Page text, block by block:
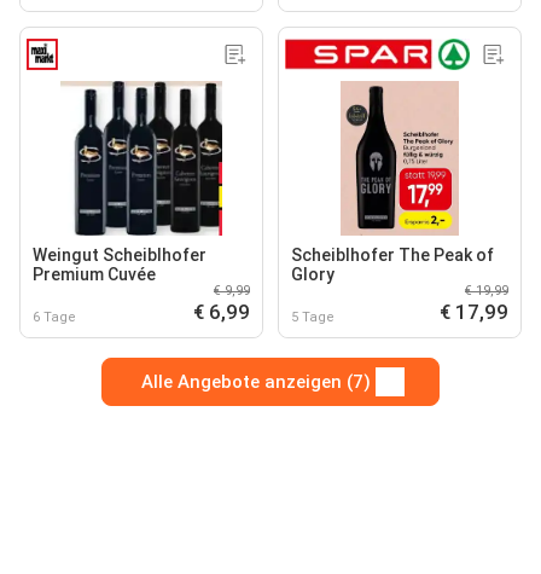
Weingut Scheiblhofer
Premium Cuvée
6 Tage
€ 9,99
€ 6,99
Scheiblhofer The Peak of
Glory
5 Tage
€ 19,99
€ 17,99
Alle Angebote anzeigen (7)